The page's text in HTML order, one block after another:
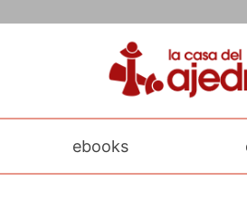
ebooks